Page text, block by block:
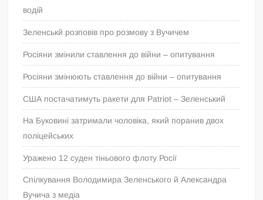
водій
Зеленськй розповів про розмову з Вучичем
Росіяни змінили ставлення до війни – опитування
Росіяни змінюють ставлення до війни – опитування
США постачатимуть ракети для Patriot – Зеленський
На Буковині затримали чоловіка, який поранив двох
поліцейських
Уражено 12 суден тіньового флоту Росії
Спілкування Володимира Зеленського й Александра
Вучича з медіа